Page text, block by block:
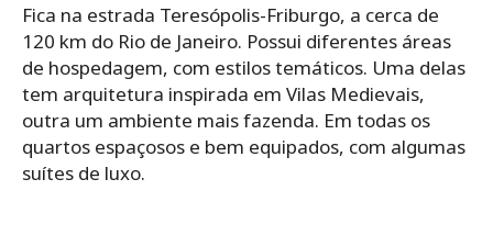
Fica na estrada Teresópolis-Friburgo, a cerca de
120 km do Rio de Janeiro. Possui diferentes áreas
de hospedagem, com estilos temáticos. Uma delas
tem arquitetura inspirada em Vilas Medievais,
outra um ambiente mais fazenda. Em todas os
quartos espaçosos e bem equipados, com algumas
suítes de luxo.